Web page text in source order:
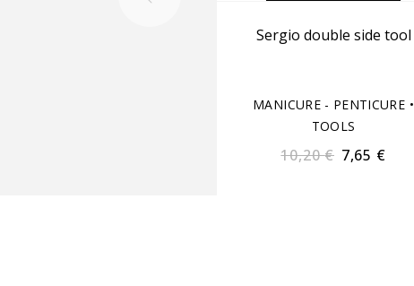
Sergio double side tool
MANICURE - PENTICURE •
TOOLS
10,20€ 7,65 €